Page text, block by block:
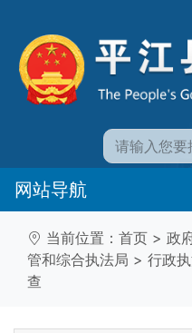
网站导航
当前位置： 首页 > 政
管和综合执法局 > 行政
查